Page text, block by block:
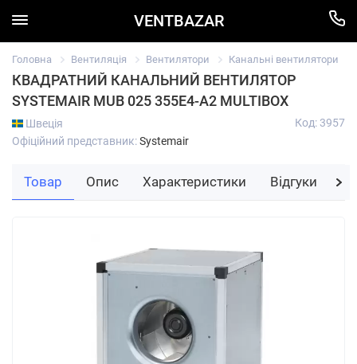
VENTBAZAR
Головна Вентиляція Вентилятори Канальні вентилятори
КВАДРАТНИЙ КАНАЛЬНИЙ ВЕНТИЛЯТОР
SYSTEMAIR MUB 025 355E4-A2 MULTIBOX
Швеція
Офіційний представник:Systemair
Код: 3957
Товар Опис Характеристики Відгуки